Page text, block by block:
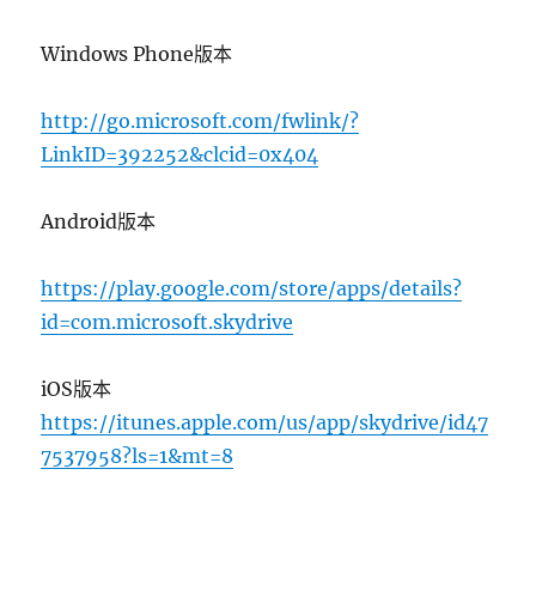
Windows Phone版本
http://go.microsoft.com/fwlink/?
LinkID=392252&clcid=0x404
Android版本
https://play.google.com/store/apps/details?
id=com.microsoft.skydrive
iOS版本
https://itunes.apple.com/us/app/skydrive/id47
7537958?ls=1&mt=8